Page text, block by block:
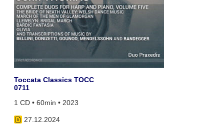
Toccata Classics TOCC
0711
1 CD • 60min • 2023
27.12.2024